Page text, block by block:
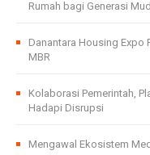
Rumah bagi Generasi
Danantara Housing Expo
MBR
Kolaborasi Pemerintah,
Hadapi Disrupsi
Mengawal Ekosistem